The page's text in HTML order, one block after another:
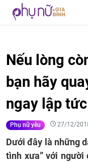
Nếu lòng
bạn hãy
ngay lập tức
Phụ nữ yêu 27/12/
Dưới đây là những
tình xưa” với người